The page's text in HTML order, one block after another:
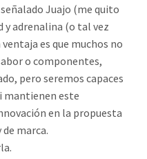
Juajo (me quito
y adrenalina (o tal vez
es que muchos no
o componentes,
pero seremos capaces
mantienen este
en la propuesta
marca.